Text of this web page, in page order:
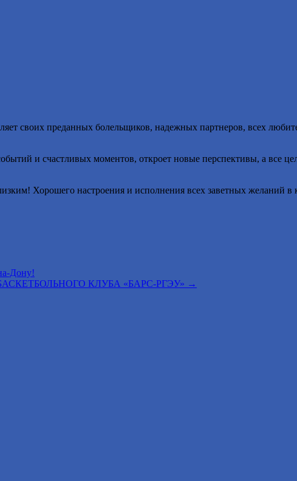
своих преданных болельщиков, надежных партнеров, всех
и счастливых моментов, откроет новые перспективы, а все
Хорошего настроения и исполнения всех заветных желаний в
Дону!
КЛУБА «БАРС-РГЭУ» →